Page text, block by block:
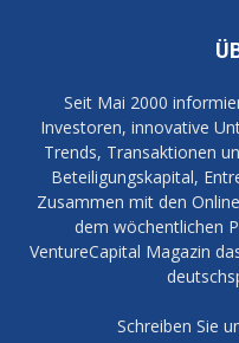
Seit Mai 2000
Investoren, innovative
Trends, Transaktionen
Beteiligungskapital,
Zusammen mit den
dem wöchentlichen
VentureCapital Magazin
Schreiben Sie